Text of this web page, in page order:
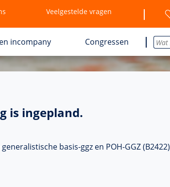
Veelgestelde vragen
incompany Congressen
is ingepland.
basis-ggz en POH-GGZ (B2422)